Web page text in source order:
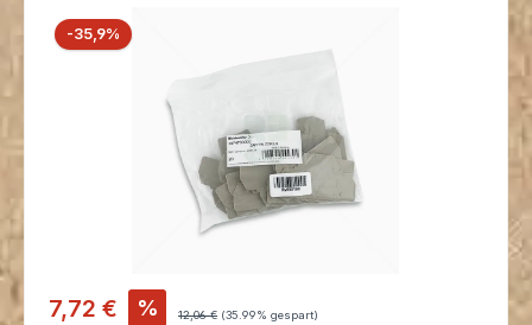
Bildergalerie überspringen
-35,9% Rabatt
Verkaufspreis:
7,72 € % Regulärer Preis:
12,06 € (35.99% gespart)